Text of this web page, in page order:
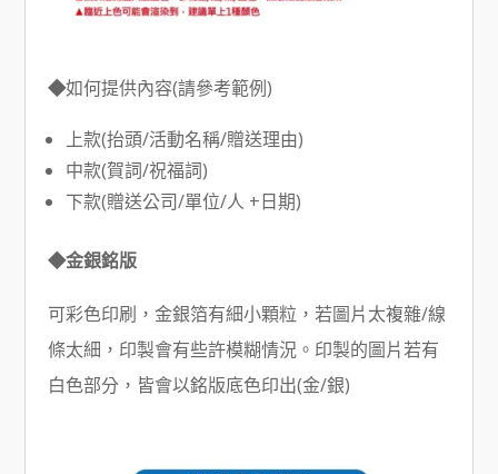
◆如何提供內容(請參考範例)
上款(抬頭/活動名稱/贈送理由)
中款(賀詞/祝福詞)
下款(贈送公司/單位/人 +日期)
◆金銀銘版
可彩色印刷，金銀箔有細小顆粒，若圖片太複雜/線
條太細，印製會有些許模糊情況。印製的圖片若有
白色部分，皆會以銘版底色印出(金/銀)